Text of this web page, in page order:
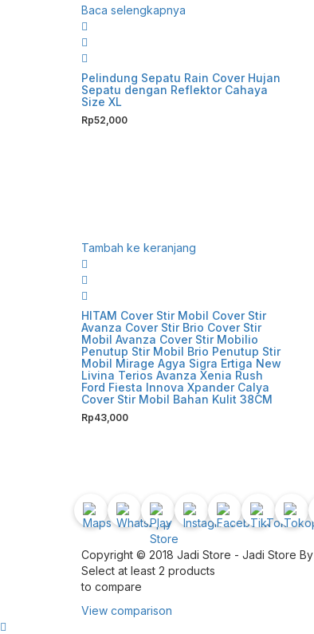
Baca selengkapnya
Pelindung Sepatu Rain Cover Hujan
Sepatu dengan Reflektor Cahaya
Size XL
Rp52,000
Tambah ke keranjang
HITAM Cover Stir Mobil Cover Stir
Avanza Cover Stir Brio Cover Stir
Mobil Avanza Cover Stir Mobilio
Penutup Stir Mobil Brio Penutup Stir
Mobil Mirage Agya Sigra Ertiga New
Livina Terios Avanza Xenia Rush
Ford Fiesta Innova Xpander Calya
Cover Stir Mobil Bahan Kulit 38CM
Rp43,000
Copyright © 2018 Jadi Store - Jadi Store By
Select at least 2 products
to compare
View comparison